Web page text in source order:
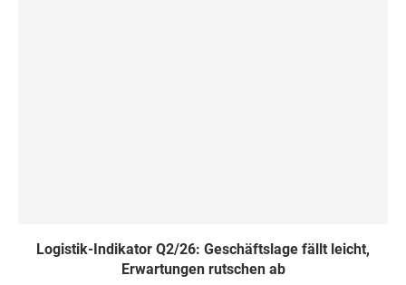
Logistik-Indikator Q2/26: Geschäftslage fällt leicht,
Erwartungen rutschen ab